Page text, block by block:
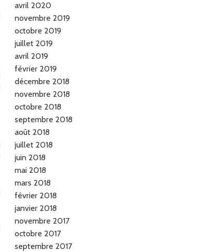
avril 2020
novembre 2019
octobre 2019
juillet 2019
avril 2019
février 2019
décembre 2018
novembre 2018
octobre 2018
septembre 2018
août 2018
juillet 2018
juin 2018
mai 2018
mars 2018
février 2018
janvier 2018
novembre 2017
octobre 2017
septembre 2017